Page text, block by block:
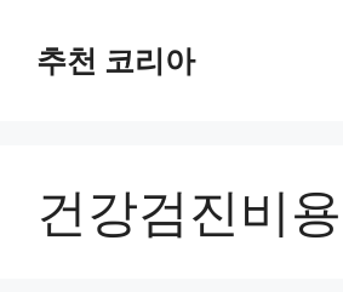
추천 코리아
건강검진비용